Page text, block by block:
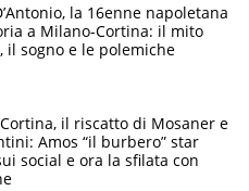
la 16enne napoletana
a Milano-Cortina: il mito
il sogno e le polemiche
il riscatto di Mosaner e
Amos “il burbero” star
social e ora la sfilata con